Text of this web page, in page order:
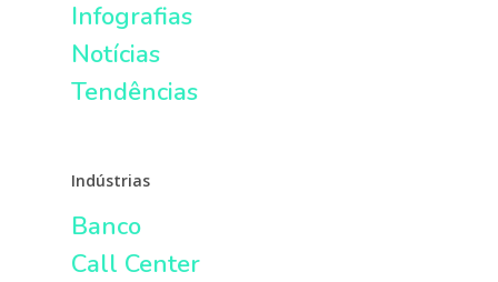
Infografias
Notícias
Tendências
Indústrias
Banco
Call Center